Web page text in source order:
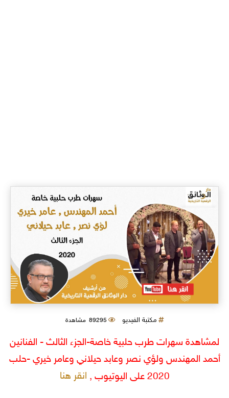
مكتبة الفيديو 89295 مشاهدة
لمشاهدة سهرات طرب حلبية خاصة-الجزء الثالث - الفنانين
أحمد المهندس ولؤي نصر وعابد حيلاني وعامر خيري -حلب
2020 على اليوتيوب ,
انقر هنا